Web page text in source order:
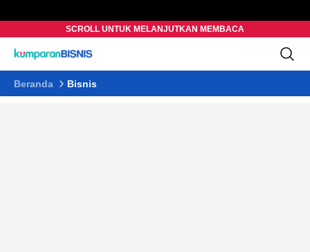
SCROLL UNTUK MELANJUTKAN MEMBACA
Beranda Bisnis